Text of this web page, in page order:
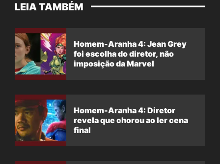
LEIA TAMBÉM
Homem-Aranha 4: Jean Grey
foi escolha do diretor, não
imposição da Marvel
Homem-Aranha 4: Diretor
revela que chorou ao ler cena
final